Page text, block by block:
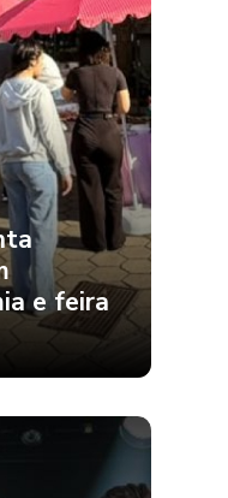
e feira